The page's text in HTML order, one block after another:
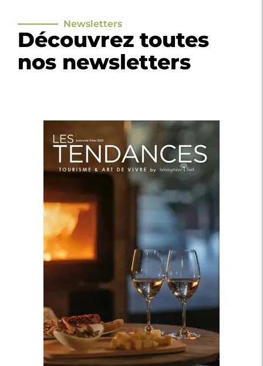
Newsletters
Découvrez toutes
nos newsletters